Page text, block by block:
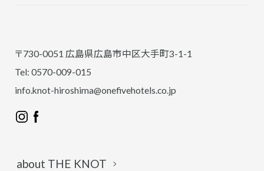
〒730-0051 広島県広島市中区大手町3-1-1
Tel: 0570-009-015
info.knot-hiroshima@onefivehotels.co.jp
about THE KNOT